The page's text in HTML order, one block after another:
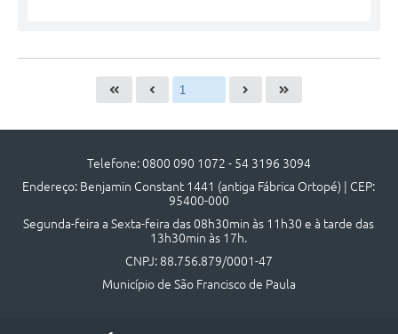
Telefone: 0800 090 1072 - 54 3196 3094
Endereço: Benjamin Constant 1441 (antiga Fábrica Ortopé) | CEP:
95400-000
Segunda-feira a Sexta-feira das 08h30min às 11h30 e à tarde das
13h30min às 17h.
CNPJ: 88.756.879/0001-47
Município de São Francisco de Paula